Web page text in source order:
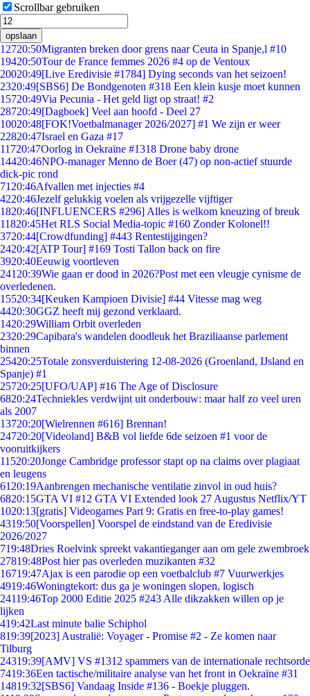
Scrollbar gebruiken
opslaan
12720:50Migranten breken door grens naar Ceuta in Spanje,l #10
19420:50Tour de France femmes 2026 #4 op de Ventoux
20020:49[Live Eredivisie #1784] Dying seconds van het seizoen!
2320:49[SBS6] De Bondgenoten #318 Een klein kusje moet kunnen
15720:49Via Pecunia - Het geld ligt op straat! #2
28720:49[Dagboek] Veel aan hoofd - Deel 27
10020:48[FOK!Voetbalmanager 2026/2027] #1 We zijn er weer
22820:47Israel en Gaza #17
11720:47Oorlog in Oekraïne #1318 Drone baby drone
14420:46NPO-manager Menno de Boer (47) op non-actief stuurde
dick-pic rond
71 20:46Afvallen met injecties #4
4220:46Jezelf gelukkig voelen als vrijgezelle vijftiger
1820:46[INFLUENCERS #296] Alles is welkom kneuzing of breuk
11820:45Het RLS Social Media-topic #160 Zonder Kolonel!!
3720:44[Crowdfunding] #443 Rentestijgingen?
2420:42[ATP Tour] #169 Tosti Tallon back on fire
3920:40Eeuwig voortleven
241 20:39Wie gaan er dood in 2026?Post met een vleugje cynisme de
overledenen.
15520:34[Keuken Kampioen Divisie] #44 Vitesse mag weg
4420:30GGZ heeft mij gezond verklaard.
1420:29William Orbit overleden
2320:29Capibara's wandelen doodleuk het Braziliaanse parlement
binnen
25420:25Totale zonsverduistering 12-08-2026 (Groenland, IJsland en
Spanje) #1
25720:25[UFO/UAP] #16 The Age of Disclosure
6820:24Techniekles verdwijnt uit onderbouw: maar half zo veel uren
als 2007
13720:20[Wielrennen #616] Brennan!
24720:20[Videoland] B&B vol liefde 6de seizoen #1 voor de
vooruitkijkers
11520:20Jonge Cambridge professor stapt op na claims over plagiaat
en leugens
61 20:19Aanbrengen mechanische ventilatie zinvol in oud huis?
6820:15GTA VI #12 GTA VI Extended look 27 Augustus Netflix/YT
1020:13[gratis] Videogames Part 9: Gratis en free-to-play games!
4319:50[Voorspellen] Voorspel de eindstand van de Eredivisie
2026/2027
719:48Dries Roelvink spreekt vakantieganger aan om gele zwembroek
27819:48Post hier pas overleden muzikanten #32
16719:47Ajax is een parodie op een voetbalclub #7 Vuurwerkjes
4919:46Woningtekort: dus ga je woningen slopen, logisch
24119:46Top 2000 Editie 2025 #243 Alle dikzakken willen op je
lijken
419:42Last minute balie Schiphol
819:39[2023] Australië: Voyager - Promise #2 - Ze komen naar
Tilburg
24319:39[AMV] VS #1312 spammers van de internationale rechtsorde
7419:36Een tactische/militaire analyse van het front in Oekraïne #31
14819:32[SBS6] Vandaag Inside #136 - Boekje pluggen.